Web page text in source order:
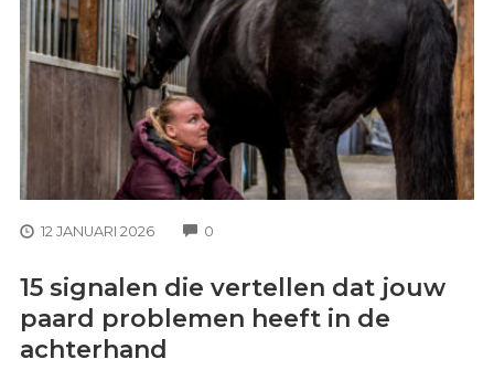
12 JANUARI 2026 0
15 signalen die vertellen dat jouw
paard problemen heeft in de
achterhand